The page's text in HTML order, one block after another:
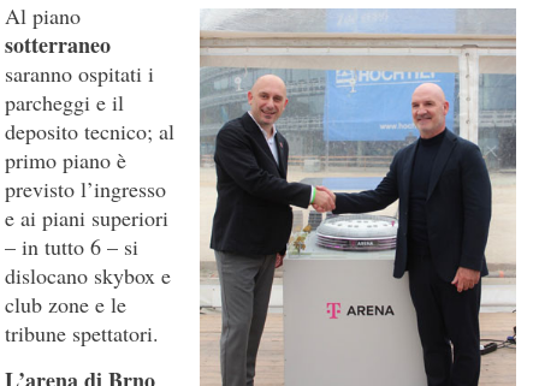
Al piano
sotterraneo
saranno ospitati i
parcheggi e il
deposito tecnico; al
primo piano è
previsto l’ingresso
e ai piani superiori
– in tutto 6 – si
dislocano skybox e
club zone e le
tribune spettatori.